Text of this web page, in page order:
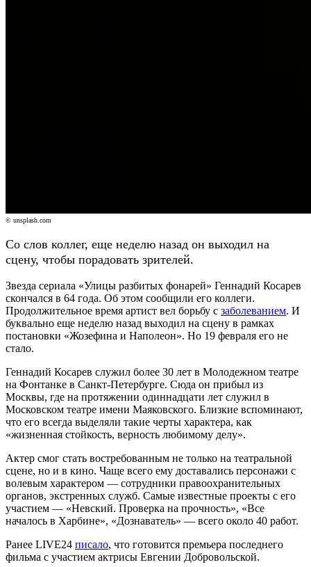
© unsplash.com
Со слов коллег, еще неделю назад он выходил на
сцену, чтобы порадовать зрителей.
Звезда сериала «Улицы разбитых фонарей» Геннадий Косарев
скончался в 64 года. Об этом сообщили его коллеги.
Продолжительное время артист вел борьбу с заболеванием. И
буквально еще неделю назад выходил на сцену в рамках
постановки «Жозефина и Наполеон». Но 19 февраля его не
стало.
Геннадий Косарев служил более 30 лет в Молодежном театре
на Фонтанке в Санкт-Петербурге. Сюда он прибыл из
Москвы, где на протяжении одиннадцати лет служил в
Московском театре имени Маяковского. Близкие вспоминают,
что его всегда выделяли такие черты характера, как
«жизненная стойкость, верность любимому делу».
Актер смог стать востребованным не только на театральной
сцене, но и в кино. Чаще всего ему доставались персонажи с
волевым характером — сотрудники правоохранительных
органов, экстренных служб. Самые известные проекты с его
участием — «Невский. Проверка на прочность», «Все
началось в Харбине», «Дознаватель» — всего около 40 работ.
Ранее LIVE24 писало, что готовится премьера последнего
фильма с участием актрисы Евгении Добровольской.